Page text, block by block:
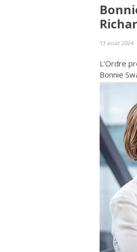
13 août 2024
L’Ordre
Bonnie